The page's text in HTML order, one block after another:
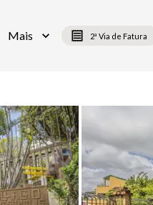
Mais 2ª Via de Fatura